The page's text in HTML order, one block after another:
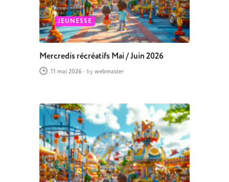
JEUNESSE
Mercredis récréatifs Mai / Juin 2026
11 mai 2026 - by webmaster